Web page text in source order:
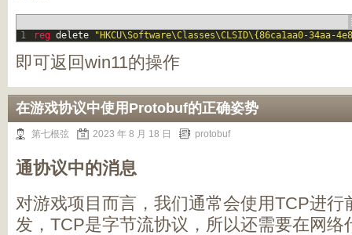
1 reg delete "HKCU\Software\Classes\CLSID\{86ca1aa0-34aa-
即可返回win11的操作
在游戏协议中使用Protobuf的正确姿势
第七根弦 2023 年 8 月 18 日 protobuf
通协议中的消息
对游戏项目而言，我们通常会使用TCP进行
发，TCP是字节流协议，所以还需要在网络